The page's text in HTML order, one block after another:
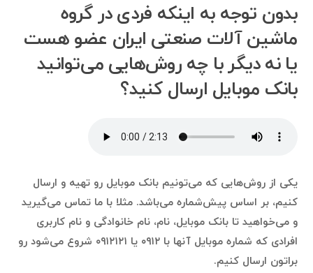
بدون توجه به اینکه فردی در گروه
ماشین آلات صنعتی ایران عضو هست
یا نه دیگر با چه روش‌هایی می‌توانید
بانک موبایل ارسال کنید؟
یکی از روش‌هایی که می‌تونیم بانک موبایل رو تهیه و ارسال
کنیم، بر اساس پیش‌شماره می‌باشد. مثلا با ما تماس می‌گیرید
و می‌خواهید تا بانک موبایل، نام، نام خانوادگی و نام کاربری
افرادی که شماره موبایل آنها با ۰۹۱۲ یا ۰۹۱۲۱۲۱ شروع می‌شود رو
براتون ارسال کنیم.